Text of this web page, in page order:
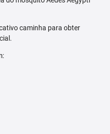
caminha para obter